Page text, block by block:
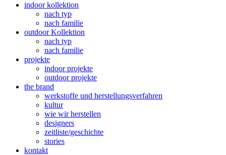
indoor kollektion
nach typ
nach familie
outdoor Kollektion
nach typ
nach familie
projekte
indoor projekte
outdoor projekte
the brand
werkstoffe und herstellungsverfahren
kultur
wie wir herstellen
designers
zeitliste/geschichte
stories
kontakt